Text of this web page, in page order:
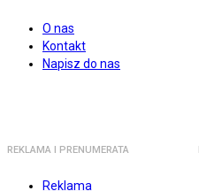
O nas
Kontakt
Napisz do nas
REKLAMA I PRENUMERATA
Reklama